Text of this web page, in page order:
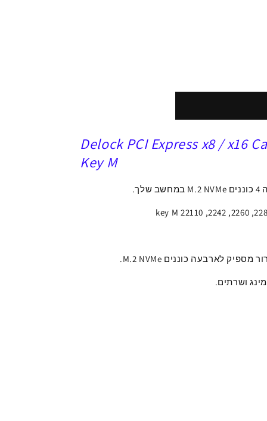
Delock PCI Express x8 / x16
Key M
כוננים M.2 NVMe במחשב שלך.
2280, 2260, 2242,
מספיק לארבעה כוננים M.2 NVMe .
ושרתים.